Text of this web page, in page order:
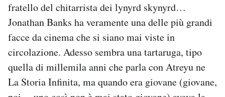
fratello del chitarrista dei lynyrd skynyrd…
Jonathan Banks ha veramente una delle più grandi
facce da cinema che si siano mai viste in
circolazione. Adesso sembra una tartaruga, tipo
quella di millemila anni che parla con Atreyu ne
La Storia Infinita, ma quando era giovane (giovane,